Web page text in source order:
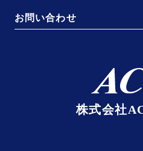
お問い合わせ
株式会社